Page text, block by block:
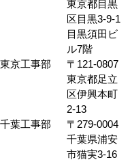
東京都目黒
区目黒3-9-1
目黒須田ビ
ル7階
東京工事部
〒121-0807
東京都足立
区伊興本町
2-13
千葉工事部
〒279-0004
千葉県浦安
市猫実3-16